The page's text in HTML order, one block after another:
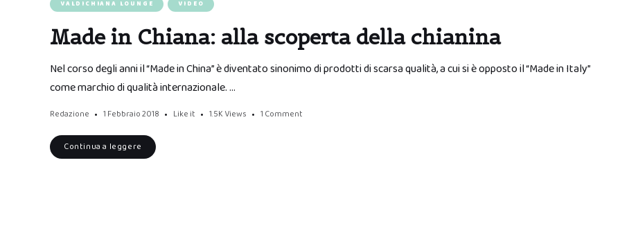
VALDICHIANA LOUNGE VIDEO
Made in Chiana: alla scoperta della chianina
Nel corso degli anni il “Made in China” è diventato sinonimo di prodotti di scarsa qualità, a cui si è opposto il “Made in Italy”
come marchio di qualità internazionale. …
Redazione 1 Febbraio 2018 Like it 1.5K Views 1 Comment
Continua a leggere